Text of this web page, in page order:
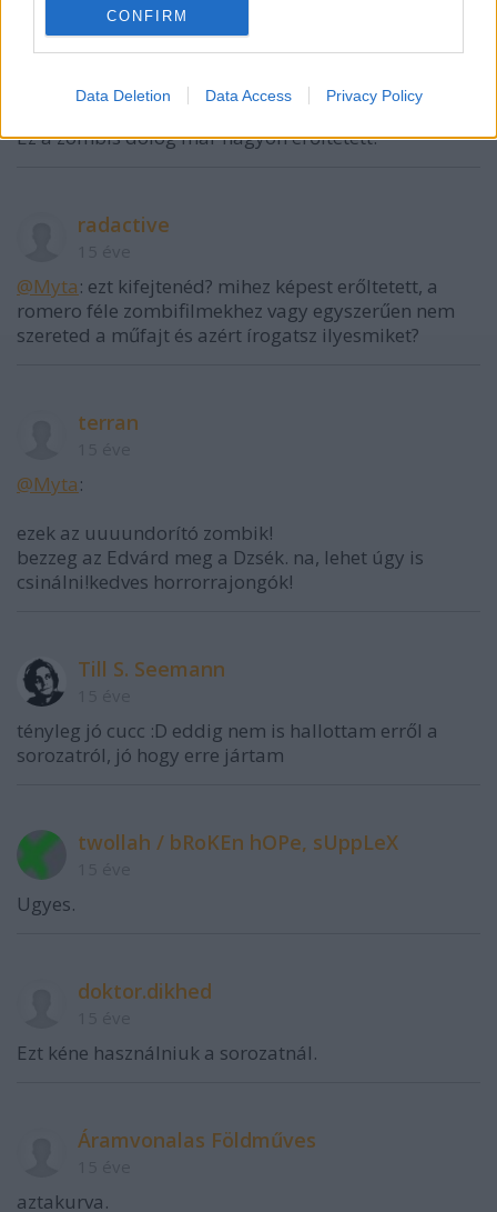
CONFIRM
Data Deletion Data Access Privacy Policy
15 éve
Ez a zombis dolog már nagyon erőltetett.
radactive
@Myta: ezt kifejtenéd? mihez képest erőltetett, a
romero féle zombifilmekhez vagy egyszerűen nem
szereted a műfajt és azért írogatsz ilyesmiket?
terran
@Myta:
ezek az uuuundorító zombik!
bezzeg az Edvárd meg a Dzsék. na, lehet úgy is
csinálni!kedves horrorrajongók!
Till S. Seemann
tényleg jó cucc :D eddig nem is hallottam erről a
sorozatról, jó hogy erre jártam
twollah / bRoKEn hOPe, sUppLeX
Ugyes.
doktor.dikhed
Ezt kéne használniuk a sorozatnál.
Áramvonalas Földműves
aztakurva.